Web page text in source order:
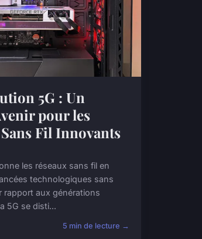
5G : Un
pour les
Fil Innovants
les réseaux sans fil en
technologiques sans
rapport aux générations
5G se disti...
5 min de lecture →